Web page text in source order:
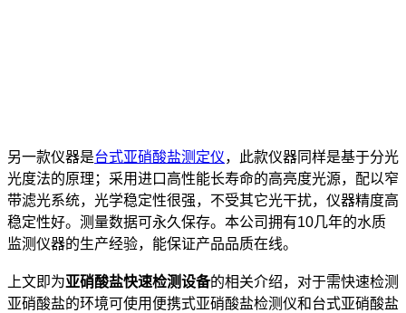
另一款仪器是台式亚硝酸盐测定仪，此款仪器同样是基于分光
光度法的原理；采用进口高性能长寿命的高亮度光源，配以窄
带滤光系统，光学稳定性很强，不受其它光干扰，仪器精度高
稳定性好。测量数据可永久保存。本公司拥有10几年的水质
监测仪器的生产经验，能保证产品品质在线。
上文即为亚硝酸盐快速检测设备的相关介绍，对于需快速检测
亚硝酸盐的环境可使用便携式亚硝酸盐检测仪和台式亚硝酸盐